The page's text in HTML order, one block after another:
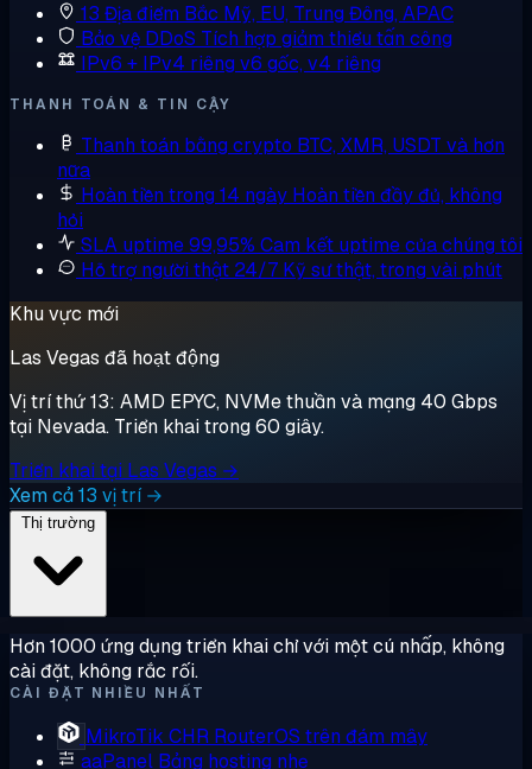
13 Địa điểm Bắc Mỹ, EU, Trung Đông, APAC
Bảo vệ DDoS Tích hợp giảm thiểu tấn công
IPv6 + IPv4 riêng v6 gốc, v4 riêng
THANH TOÁN & TIN CẬY
Thanh toán bằng crypto BTC, XMR, USDT và hơn
nữa
Hoàn tiền trong 14 ngày Hoàn tiền đầy đủ, không
hỏi
SLA uptime 99,95% Cam kết uptime của chúng tôi
Hỗ trợ người thật 24/7 Kỹ sư thật, trong vài phút
Khu vực mới
Las Vegas đã hoạt động
Vị trí thứ 13: AMD EPYC, NVMe thuần và mạng 40 Gbps
tại Nevada. Triển khai trong 60 giây.
Triển khai tại Las Vegas →
Xem cả 13 vị trí →
Hơn 1000 ứng dụng triển khai chỉ với một cú nhấp, không
cài đặt, không rắc rối.
CÀI ĐẶT NHIỀU NHẤT
MikroTik CHR RouterOS trên đám mây
aaPanel Bảng hosting nhẹ